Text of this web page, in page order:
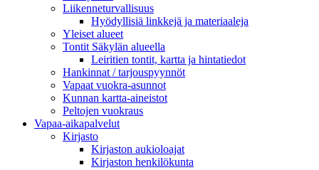
Liikenneturvallisuus
Hyödyllisiä linkkejä ja materiaaleja
Yleiset alueet
Tontit Säkylän alueella
Leiritien tontit, kartta ja hintatiedot
Hankinnat / tarjouspyynnöt
Vapaat vuokra-asunnot
Kunnan kartta-aineistot
Peltojen vuokraus
Vapaa-aika­palvelut
Kirjasto
Kirjaston aukioloajat
Kirjaston henkilökunta